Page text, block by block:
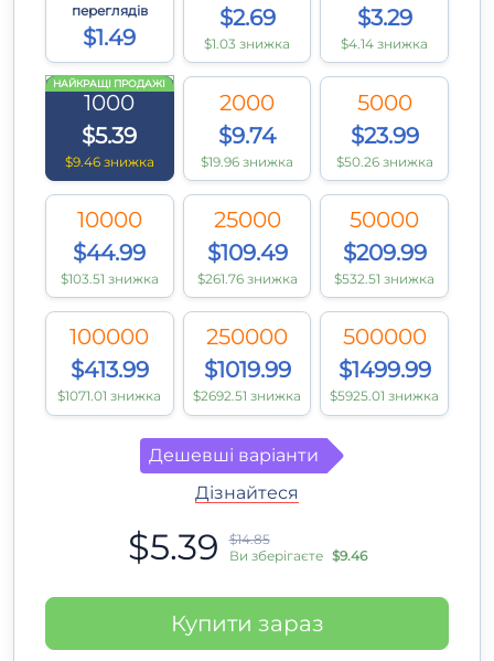
переглядів
$1.49
$2.69
$1.03 знижка
$3.29
$4.14 знижка
НАЙКРАЩІ ПРОДАЖІ
1000
$5.39
$9.46 знижка
2000
$9.74
$19.96 знижка
5000
$23.99
$50.26 знижка
10000
$44.99
$103.51 знижка
25000
$109.49
$261.76 знижка
50000
$209.99
$532.51 знижка
100000
$413.99
$1071.01 знижка
250000
$1019.99
$2692.51 знижка
500000
$1499.99
$5925.01 знижка
Дешевші варіанти
Дізнайтеся
$5.39
$14.85
Ви зберігаєте $9.46
Купити зараз